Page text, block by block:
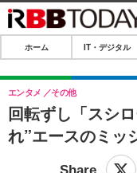
ホーム
IT・デジタル
IT・デジタルTOP
SPEED TEST
ホーム IT・デジタル
回転ずし「スシ
れ”エースのミッ
エンタメ その他